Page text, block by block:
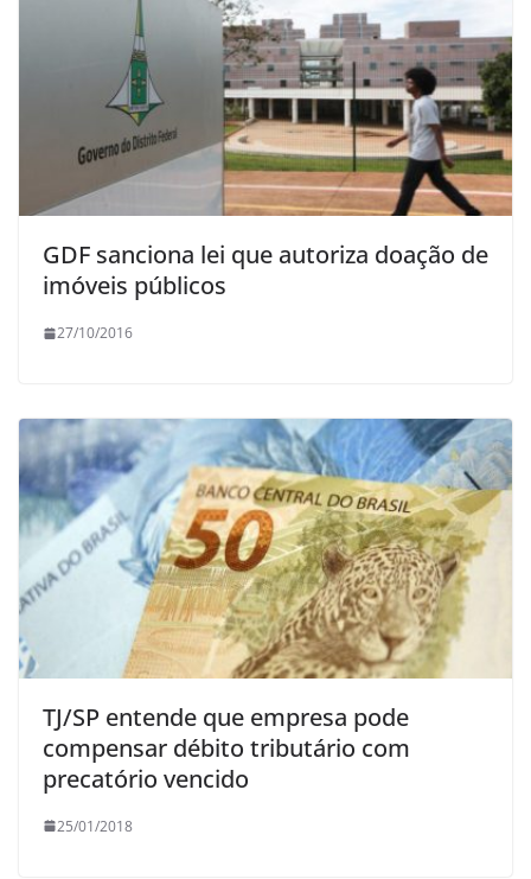
GDF sanciona lei que autoriza doação de
imóveis públicos
27/10/2016
TJ/SP entende que empresa pode
compensar débito tributário com
precatório vencido
25/01/2018